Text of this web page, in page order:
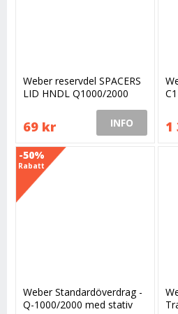
Weber reservdel SPACERS
LID HNDL Q1000/2000
69 kr INFO 1
-50%
Rabatt
Weber Standardöverdrag -
Q-1000/2000 med stativ